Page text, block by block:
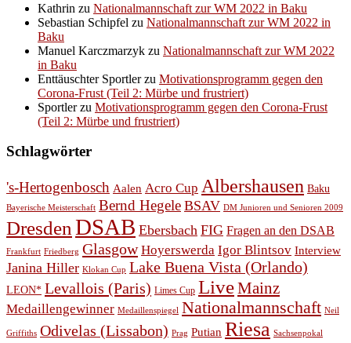
Kathrin zu Nationalmannschaft zur WM 2022 in Baku
Sebastian Schipfel zu Nationalmannschaft zur WM 2022 in
Baku
Manuel Karczmarzyk zu Nationalmannschaft zur WM 2022
in Baku
Enttäuschter Sportlerzu Motivationsprogramm gegen den
Corona-Frust (Teil 2: Mürbe und frustriert)
Sportlerzu Motivationsprogramm gegen den Corona-Frust
(Teil 2: Mürbe und frustriert)
Schlagwörter
's-Hertogenbosch Aalen Acro Cup Albershausen Baku
Bayerische Meisterschaft Bernd Hegele BSAV DM Junioren und Senioren 2009
Dresden DSAB Ebersbach FIG Fragen an den DSAB
Frankfurt Friedberg Glasgow Hoyerswerda Igor Blintsov Interview
Janina Hiller Klokan Cup Lake Buena Vista (Orlando)
LEON* Levallois (Paris) Limes Cup LiveMainz
Medaillengewinner Medaillenspiegel Nationalmannschaft Neil
Griffiths Odivelas (Lissabon) Prag Putian Riesa Sachsenpokal